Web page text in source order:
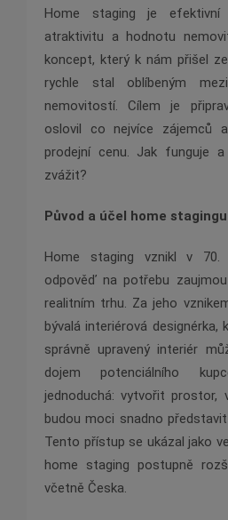
Home staging je
atraktivitu a hodnotu
koncept, který k nám přišel
rychle stal oblíbeným
nemovitostí. Cílem je
oslovil co nejvíce zájemců
prodejní cenu. Jak funguje
zvážit?
Původ a účel home stagingu
Home staging vznikl v
odpověď na potřebu
realitním trhu. Za jeho
bývalá interiérová designérka,
správně upravený interiér
dojem potenciálního
jednoduchá: vytvořit prostor,
budou moci snadno
Tento přístup se ukázal jako
home staging postupně
včetně Česka.